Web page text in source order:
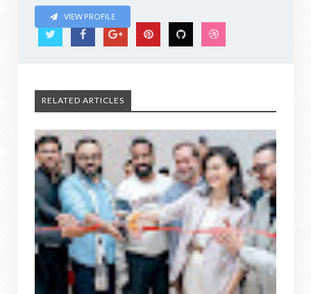
VIEW PROFILE
RELATED ARTICLES